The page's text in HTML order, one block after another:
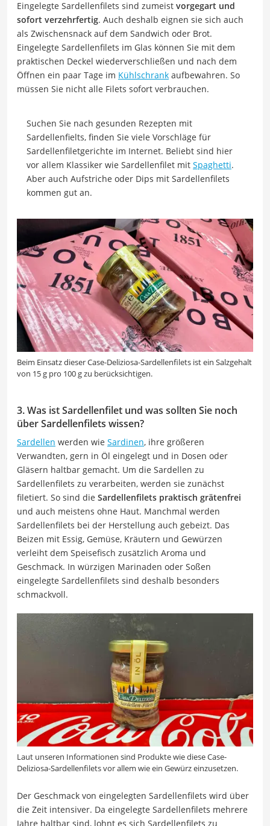
Eingelegte Sardellenfilets sind zumeist vorgegart und
sofort verzehrfertig. Auch deshalb eignen sie sich auch
als Zwischensnack auf dem Sandwich oder Brot.
Eingelegte Sardellenfilets im Glas können Sie mit dem
praktischen Deckel wiederverschließen und nach dem
Öffnen ein paar Tage im Kühlschrank aufbewahren. So
müssen Sie nicht alle Filets sofort verbrauchen.
Suchen Sie nach gesunden Rezepten mit
Sardellenfielts, finden Sie viele Vorschläge für
Sardellenfiletgerichte im Internet. Beliebt sind hier
vor allem Klassiker wie Sardellenfilet mit Spaghetti.
Aber auch Aufstriche oder Dips mit Sardellenfilets
kommen gut an.
Beim Einsatz dieser Case-Deliziosa-Sardellenfilets ist ein Salzgehalt
von 15 g pro 100 g zu berücksichtigen.
3. Was ist Sardellenfilet und was sollten Sie noch
über Sardellenfilets wissen?
Sardellen werden wie Sardinen, ihre größeren
Verwandten, gern in Öl eingelegt und in Dosen oder
Gläsern haltbar gemacht. Um die Sardellen zu
Sardellenfilets zu verarbeiten, werden sie zunächst
filetiert. So sind die Sardellenfilets praktisch grätenfrei
und auch meistens ohne Haut. Manchmal werden
Sardellenfilets bei der Herstellung auch gebeizt. Das
Beizen mit Essig, Gemüse, Kräutern und Gewürzen
verleiht dem Speisefisch zusätzlich Aroma und
Geschmack. In würzigen Marinaden oder Soßen
eingelegte Sardellenfilets sind deshalb besonders
schmackvoll.
Laut unseren Informationen sind Produkte wie diese Case-
Deliziosa-Sardellenfilets vor allem wie ein Gewürz einzusetzen.
Der Geschmack von eingelegten Sardellenfilets wird über
die Zeit intensiver. Da eingelegte Sardellenfilets mehrere
Jahre haltbar sind, lohnt es sich Sardellenfilets zu